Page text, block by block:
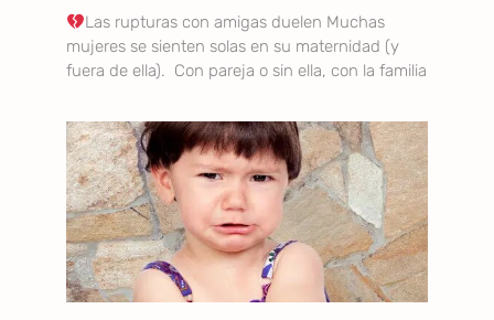
Las rupturas con amigas duelen Muchas
mujeres se sienten solas en su maternidad (y
fuera de ella). Con pareja o sin ella, con la familia